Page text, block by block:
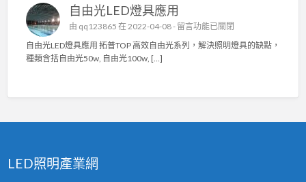
中
L
E
D
燈
具
工
〉
代
銀
中
自由光LED燈具應用
由 qq123865 在 2022-04-08 - 在
〈
自
留言功能已關閉
自由光LED燈具應用 拓普TOP 高效自由光系列，解決照明燈具的缺點，
種類含括自由光50w, 自由光100w, […]
LED照明產業網